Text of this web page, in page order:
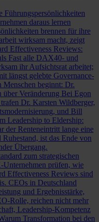
Führungspersönlichkeiten
daraus lernen
brennen für ihre
wirksam macht, zeigt
Effectiveness Reviews:
Fast alle DAX40- und
ihr Aufsichtsrat arbeitet;
längst gelebte Governance-
Menschen beginnt: Dr.
Veränderung Bei Egon
Dr. Karsten Wildberger,
und Bill
Leadership to Eldership:
der Renteneintritt lange eine
ist das Ende von
Übergang.
zum strategischen
prüfen, wie
Effectiveness Reviews sind
CEOs in Deutschland
und Ergebnisstärke,
Rolle, reichen nicht mehr
Leadership-Kompetenz
Transformation bei den